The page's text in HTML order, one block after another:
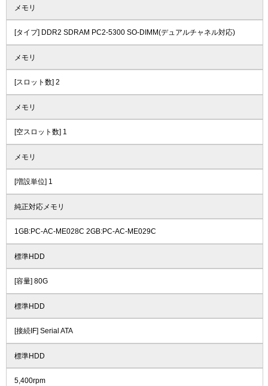
メモリ
[タイプ] DDR2 SDRAM PC2-5300 SO-DIMM(デュアルチャネル対応)
メモリ
[スロット数] 2
メモリ
[空スロット数] 1
メモリ
[増設単位] 1
純正対応メモリ
1GB:PC-AC-ME028C 2GB:PC-AC-ME029C
標準HDD
[容量] 80G
標準HDD
[接続IF] Serial ATA
標準HDD
5,400rpm